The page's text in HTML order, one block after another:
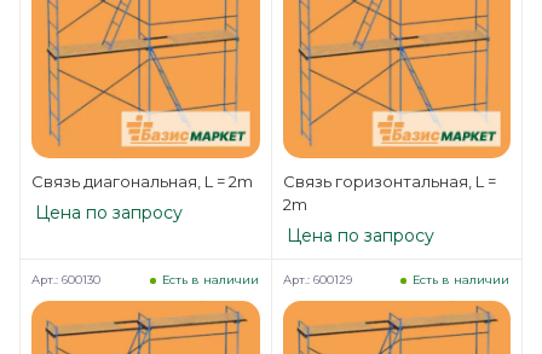
Связь диагональная, L = 2m
Цена по запросу
Связь горизонтальная, L =
2m
Цена по запросу
Есть в наличии
Арт.: 600130 Есть в наличии
Арт.: 600129